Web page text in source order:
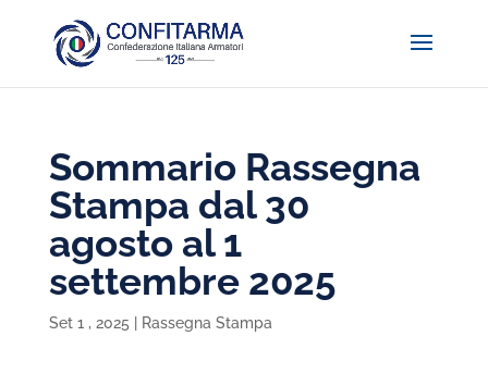
Sommario Rassegna
Stampa dal 30
agosto al 1
settembre 2025
Set 1 , 2025 Rassegna Stampa